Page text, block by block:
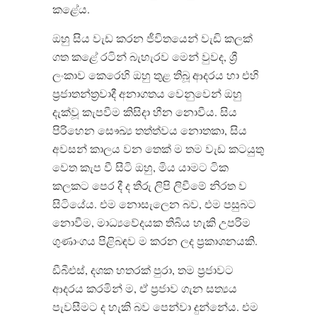
කළේය.
ඔහු සිය වැඩ කරන ජීවිතයෙන් වැඩි කලක්
ගත කළේ රටින් බැහැරව මෙන් වුවද, ශ්‍රී
ලංකාව කෙරෙහි ඔහු තුළ තිබූ ආදරය හා එහි
ප්‍රජාතන්ත්‍රවාදී අනාගතය වෙනුවෙන් ඔහු
දැක්වූ කැපවීම කිසිදා හීන නොවීය. සිය
පිරිහෙන සෞඛ්‍ය තත්ත්වය නොතකා, සිය
අවසන් කාලය වන තෙක් ම තම වැඩ කටයුතු
වෙත කැප වී සිටි ඔහු, මිය යාමට ටික
කලකට පෙර දී ද තීරු ලිපි ලිවීමේ නිරත ව
සිටියේය. එම නොසැලෙන බව, එම පසුබට
නොවීම, මාධ්‍යවේදයක තිබිය හැකි උපරිම
ගුණාංගය පිළිබඳව ම කරන ලද ප්‍රකාශනයකි.
ඩීබීඑස්, දශක හතරක් පුරා, තම ප්‍රජාවට
ආදරය කරමින් ම, ඒ ප්‍රජාව ගැන සත්‍යය
පැවසීමට ද හැකි බව පෙන්වා දුන්නේය. එම